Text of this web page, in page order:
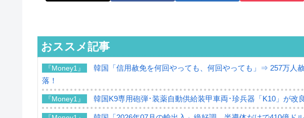
おススメ記事
『Money1』
韓国「信用赦免を何回やっても、何回やっても」⇒ 257万人
落！
『Money1』 韓国K9専用砲弾･装薬自動供給装甲車両･珍兵器「K10」が改